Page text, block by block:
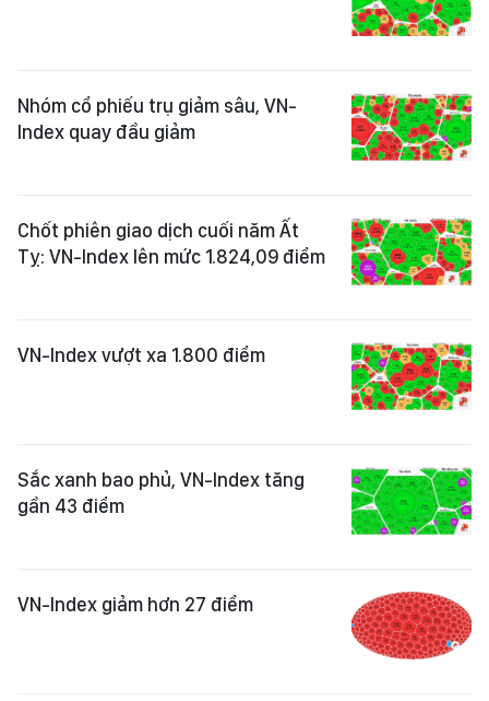
Nhóm cổ phiếu trụ giảm sâu, VN-
Index quay đầu giảm
Chốt phiên giao dịch cuối năm Ất
Tỵ: VN-Index lên mức 1.824,09 điểm
VN-Index vượt xa 1.800 điểm
Sắc xanh bao phủ, VN-Index tăng
gần 43 điểm
VN-Index giảm hơn 27 điểm